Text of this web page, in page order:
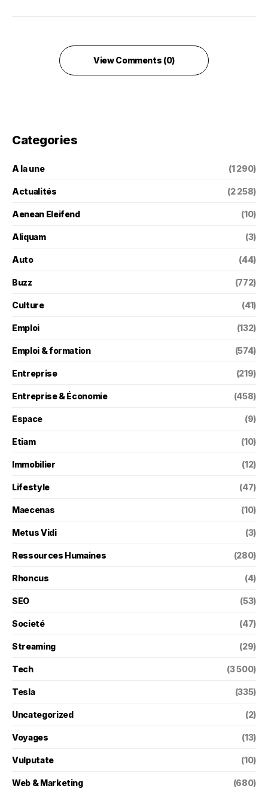
View Comments (0)
Categories
A la une (1 290)
Actualités (2 258)
Aenean Eleifend (10)
Aliquam (3)
Auto (44)
Buzz (772)
Culture (41)
Emploi (132)
Emploi & formation (574)
Entreprise (219)
Entreprise & Économie (458)
Espace (9)
Etiam (10)
Immobilier (12)
Lifestyle (47)
Maecenas (10)
Metus Vidi (3)
Ressources Humaines (280)
Rhoncus (4)
SEO (53)
Societé (47)
Streaming (29)
Tech (3 500)
Tesla (335)
Uncategorized (2)
Voyages (13)
Vulputate (10)
Web & Marketing (680)